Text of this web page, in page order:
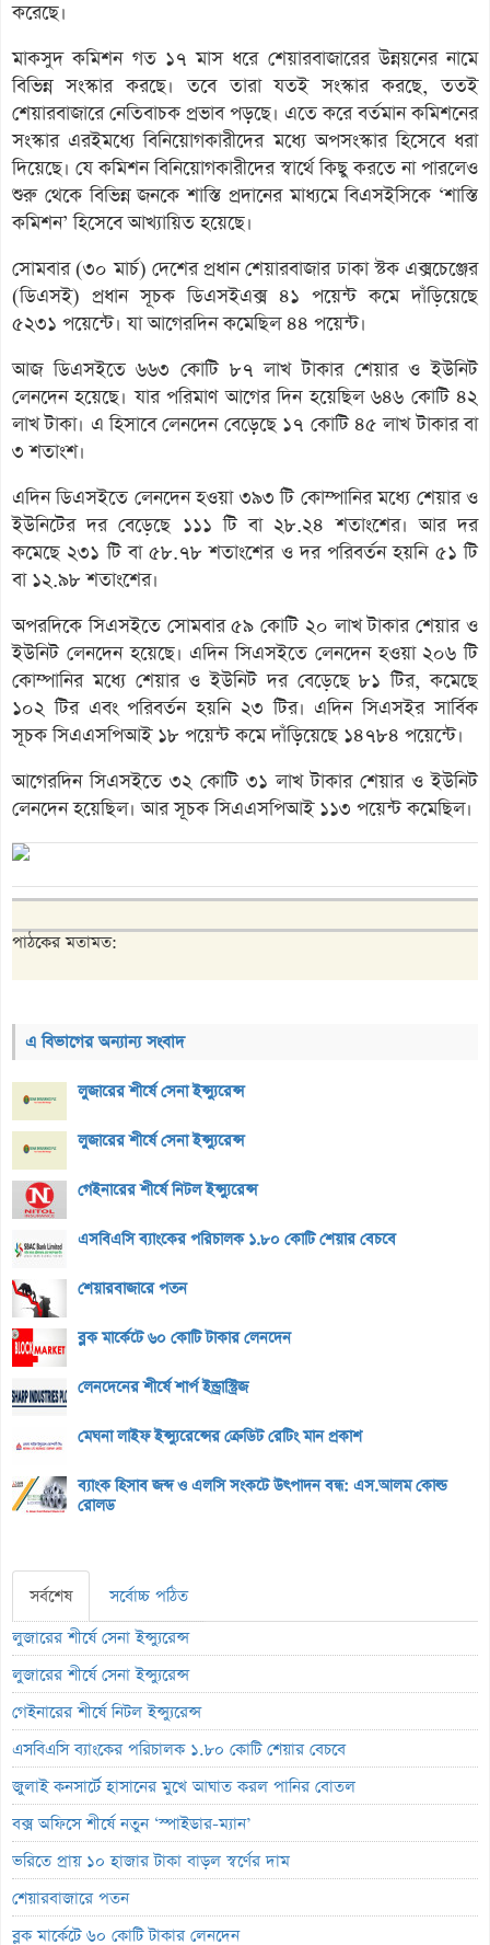
করেছে।
মাকসুদ কমিশন গত ১৭ মাস ধরে শেয়ারবাজারের উন্নয়নের নামে
বিভিন্ন সংস্কার করছে। তবে তারা যতই সংস্কার করছে, ততই
শেয়ারবাজারে নেতিবাচক প্রভাব পড়ছে। এতে করে বর্তমান কমিশনের
সংস্কার এরইমধ্যে বিনিয়োগকারীদের মধ্যে অপসংস্কার হিসেবে ধরা
দিয়েছে। যে কমিশন বিনিয়োগকারীদের স্বার্থে কিছু করতে না পারলেও
শুরু থেকে বিভিন্ন জনকে শাস্তি প্রদানের মাধ্যমে বিএসইসিকে ‘শাস্তি
কমিশন’ হিসেবে আখ্যায়িত হয়েছে।
সোমবার (৩০ মার্চ) দেশের প্রধান শেয়ারবাজার ঢাকা স্টক এক্সচেঞ্জের
(ডিএসই) প্রধান সূচক ডিএসইএক্স ৪১ পয়েন্ট কমে দাঁড়িয়েছে
৫২৩১ পয়েন্টে। যা আগেরদিন কমেছিল ৪৪ পয়েন্ট।
আজ ডিএসইতে ৬৬৩ কোটি ৮৭ লাখ টাকার শেয়ার ও ইউনিট
লেনদেন হয়েছে। যার পরিমাণ আগের দিন হয়েছিল ৬৪৬ কোটি ৪২
লাখ টাকা। এ হিসাবে লেনদেন বেড়েছে ১৭ কোটি ৪৫ লাখ টাকার বা
৩ শতাংশ।
এদিন ডিএসইতে লেনদেন হওয়া ৩৯৩ টি কোম্পানির মধ্যে শেয়ার ও
ইউনিটের দর বেড়েছে ১১১ টি বা ২৮.২৪ শতাংশের। আর দর
কমেছে ২৩১ টি বা ৫৮.৭৮ শতাংশের ও দর পরিবর্তন হয়নি ৫১ টি
বা ১২.৯৮ শতাংশের।
অপরদিকে সিএসইতে সোমবার ৫৯ কোটি ২০ লাখ টাকার শেয়ার ও
ইউনিট লেনদেন হয়েছে। এদিন সিএসইতে লেনদেন হওয়া ২০৬ টি
কোম্পানির মধ্যে শেয়ার ও ইউনিট দর বেড়েছে ৮১ টির, কমেছে
১০২ টির এবং পরিবর্তন হয়নি ২৩ টির। এদিন সিএসইর সার্বিক
সূচক সিএএসপিআই ১৮ পয়েন্ট কমে দাঁড়িয়েছে ১৪৭৮৪ পয়েন্টে।
আগেরদিন সিএসইতে ৩২ কোটি ৩১ লাখ টাকার শেয়ার ও ইউনিট
লেনদেন হয়েছিল। আর সূচক সিএএসপিআই ১১৩ পয়েন্ট কমেছিল।
পাঠকের মতামত:
এ বিভাগের অন্যান্য সংবাদ
লুজারের শীর্ষে সেনা ইন্স্যুরেন্স
লুজারের শীর্ষে সেনা ইন্স্যুরেন্স
গেইনারের শীর্ষে নিটল ইন্স্যুরেন্স
এসবিএসি ব্যাংকের পরিচালক ১.৮০ কোটি শেয়ার বেচবে
শেয়ারবাজারে পতন
ব্লক মার্কেটে ৬০ কোটি টাকার লেনদেন
লেনদেনের শীর্ষে শার্প ইন্ড্রাস্ট্রিজ
মেঘনা লাইফ ইন্স্যুরেন্সের ক্রেডিট রেটিং মান প্রকাশ
ব্যাংক হিসাব জব্দ ও এলসি সংকটে উৎপাদন বন্ধ: এস.আলম কোল্ড
রোলড
সর্বশেষ
সর্বোচ্চ পঠিত
লুজারের শীর্ষে সেনা ইন্স্যুরেন্স
লুজারের শীর্ষে সেনা ইন্স্যুরেন্স
গেইনারের শীর্ষে নিটল ইন্স্যুরেন্স
এসবিএসি ব্যাংকের পরিচালক ১.৮০ কোটি শেয়ার বেচবে
জুলাই কনসার্টে হাসানের মুখে আঘাত করল পানির বোতল
বক্স অফিসে শীর্ষে নতুন ‘স্পাইডার-ম্যান’
ভরিতে প্রায় ১০ হাজার টাকা বাড়ল স্বর্ণের দাম
শেয়ারবাজারে পতন
ব্লক মার্কেটে ৬০ কোটি টাকার লেনদেন